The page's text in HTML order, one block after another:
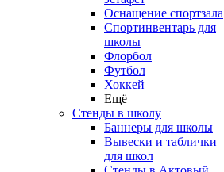
Оснащение спортзала
Спортинвентарь для
школы
Флорбол
Футбол
Хоккей
Ещё
Стенды в школу
Баннеры для школы
Вывески и таблички
для школ